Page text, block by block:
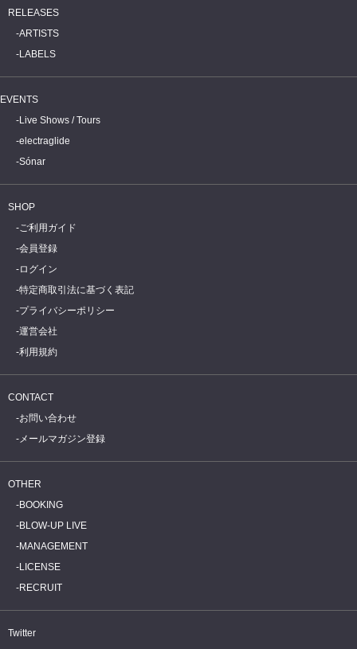
RELEASES
ARTISTS
LABELS
EVENTS
Live Shows / Tours
electraglide
Sónar
SHOP
ご利用ガイド
会員登録
ログイン
特定商取引法に基づく表記
プライバシーポリシー
運営会社
利用規約
CONTACT
お問い合わせ
メールマガジン登録
OTHER
BOOKING
BLOW-UP LIVE
MANAGEMENT
LICENSE
RECRUIT
Twitter